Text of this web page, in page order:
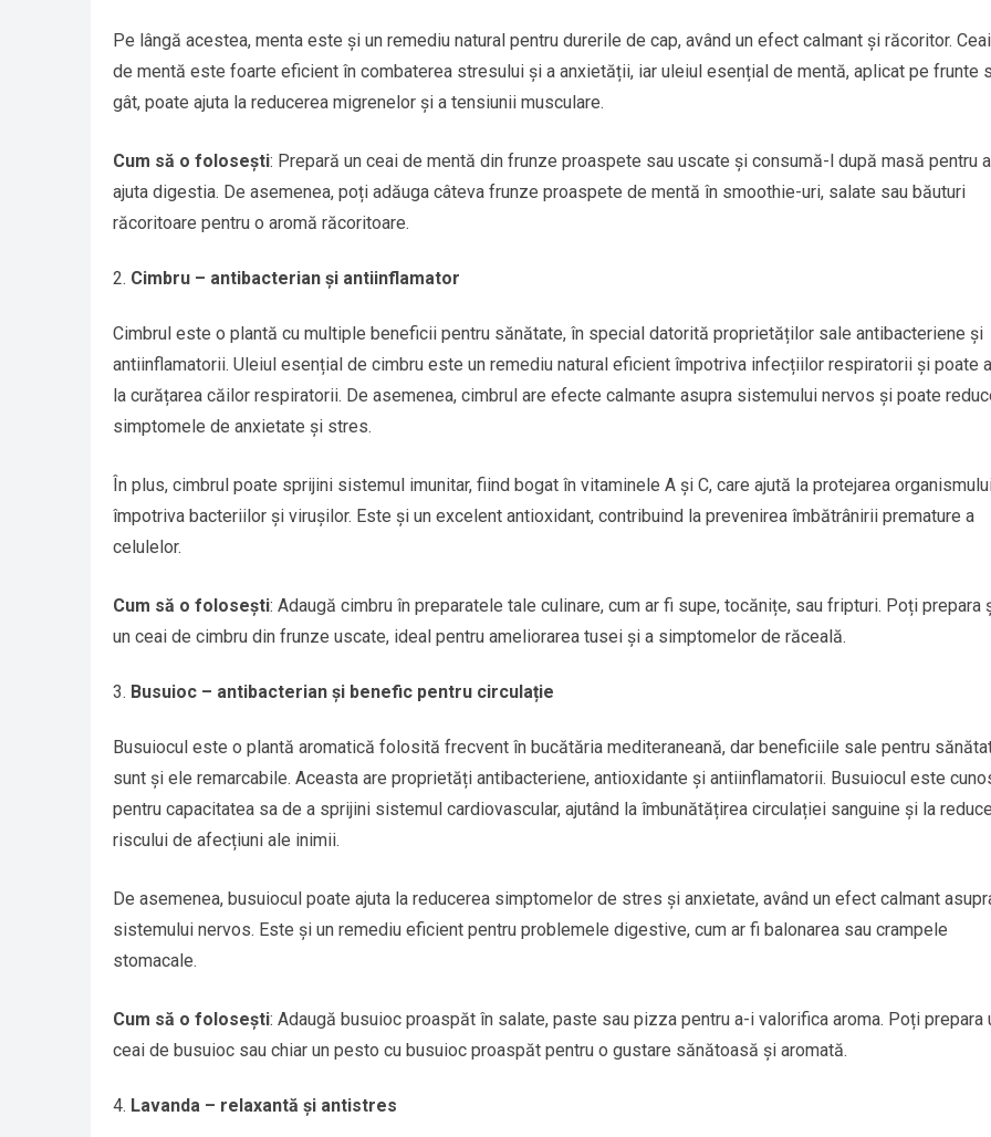
Pe lângă acestea, menta este și un remediu natural pentru durerile de cap, având un efect calmant și răcoritor.
de mentă este foarte eficient în combaterea stresului și a anxietății, iar uleiul esențial de mentă, aplicat pe frunte
gât, poate ajuta la reducerea migrenelor și a tensiunii musculare.
Cum să o folosești: Prepară un ceai de mentă din frunze proaspete sau uscate și consumă-l după masă pentru a
ajuta digestia. De asemenea, poți adăuga câteva frunze proaspete de mentă în smoothie-uri, salate sau băuturi
răcoritoare pentru o aromă răcoritoare.
Cimbru – antibacterian și antiinflamator
Cimbrul este o plantă cu multiple beneficii pentru sănătate, în special datorită proprietăților sale antibacteriene și
antiinflamatorii. Uleiul esențial de cimbru este un remediu natural eficient împotriva infecțiilor respiratorii și poate
la curățarea căilor respiratorii. De asemenea, cimbrul are efecte calmante asupra sistemului nervos și poate
simptomele de anxietate și stres.
În plus, cimbrul poate sprijini sistemul imunitar, fiind bogat în vitaminele A și C, care ajută la protejarea
împotriva bacteriilor și virușilor. Este și un excelent antioxidant, contribuind la prevenirea îmbătrânirii premature a
celulelor.
Cum să o folosești: Adaugă cimbru în preparatele tale culinare, cum ar fi supe, tocănițe, sau fripturi. Poți prepara
un ceai de cimbru din frunze uscate, ideal pentru ameliorarea tusei și a simptomelor de răceală.
Busuioc – antibacterian și benefic pentru circulație
Busuiocul este o plantă aromatică folosită frecvent în bucătăria mediteraneană, dar beneficiile sale pentru
sunt și ele remarcabile. Aceasta are proprietăți antibacteriene, antioxidante și antiinflamatorii. Busuiocul este
pentru capacitatea sa de a sprijini sistemul cardiovascular, ajutând la îmbunătățirea circulației sanguine și la
riscului de afecțiuni ale inimii.
De asemenea, busuiocul poate ajuta la reducerea simptomelor de stres și anxietate, având un efect calmant
sistemului nervos. Este și un remediu eficient pentru problemele digestive, cum ar fi balonarea sau crampele
stomacale.
Cum să o folosești: Adaugă busuioc proaspăt în salate, paste sau pizza pentru a-i valorifica aroma. Poți prepara
ceai de busuioc sau chiar un pesto cu busuioc proaspăt pentru o gustare sănătoasă și aromată.
Lavanda – relaxantă și antistres